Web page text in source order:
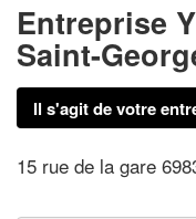
Entreprise
Saint-
Il s'agit de votre
15 rue de la gare